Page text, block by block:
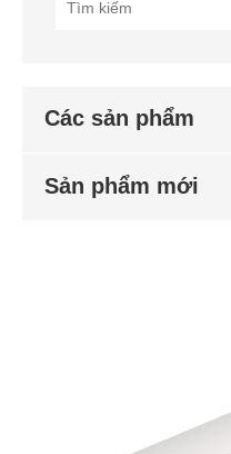
Các sản phẩm
Sản phẩm mới